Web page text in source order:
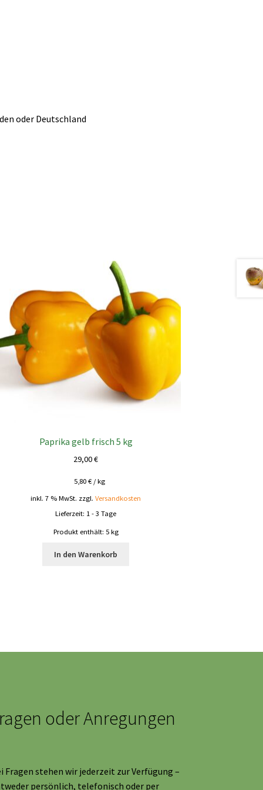
oder Deutschland
Paprika gelb frisch 5 kg
29,00€
5,80 €/kg
inkl. 7 % MwSt. zzgl.Versandkosten
Lieferzeit: 1 - 3 Tage
Produkt enthält: 5 kg
In den Warenkorb
oder Anregungen
Fragen stehen wir jederzeit zur Verfügung –
persönlich, telefonisch oder per